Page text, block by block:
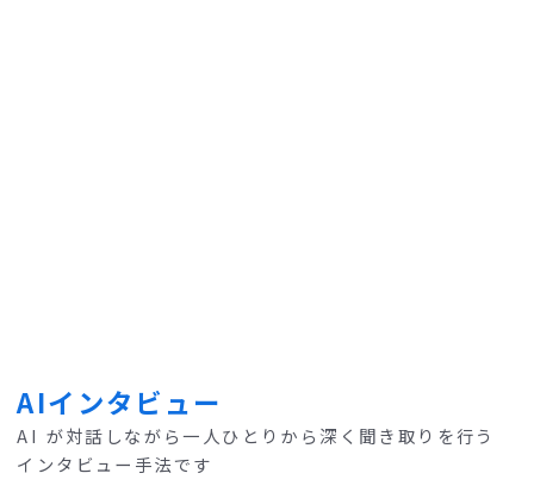
AIインタビュー
AI が対話しながら一人ひとりから深く聞き取りを行う
インタビュー手法です